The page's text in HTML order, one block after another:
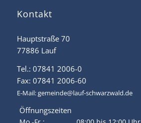
Kontakt
Hauptstraße 70
77886 Lauf
Tel.: 07841 2006-0
Fax: 07841 2006-60
E-Mail:gemeinde@lauf-schwarzwald.de
Öffnungszeiten